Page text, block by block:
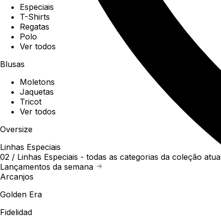
Especiais
T-Shirts
Regatas
Polo
Ver todos
Blusas
Moletons
Jaquetas
Tricot
Ver todos
Oversize
Linhas Especiais
02 / Linhas Especiais - todas as categorias da coleção
Lançamentos da semana
Arcanjos
Golden Era
Fidelidad